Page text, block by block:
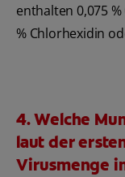
enthalten 0,075
% Chlorhexidin
4. Welche
laut der
Virusmenge